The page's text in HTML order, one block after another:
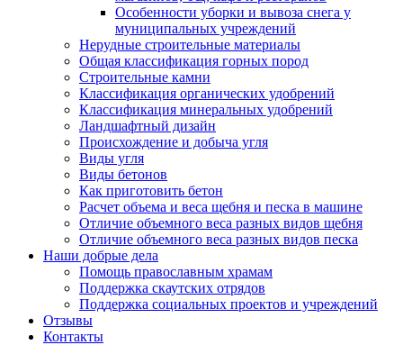
Особенности уборки и вывоза снега у
муниципальных учреждений
Нерудные строительные материалы
Общая классификация горных пород
Строительные камни
Классификация органических удобрений
Классификация минеральных удобрений
Ландшафтный дизайн
Происхождение и добыча угля
Виды угля
Виды бетонов
Как приготовить бетон
Расчет объема и веса щебня и песка в машине
Отличие объемного веса разных видов щебня
Отличие объемного веса разных видов песка
Наши добрые дела
Помощь православным храмам
Поддержка скаутских отрядов
Поддержка социальных проектов и учреждений
Отзывы
Контакты